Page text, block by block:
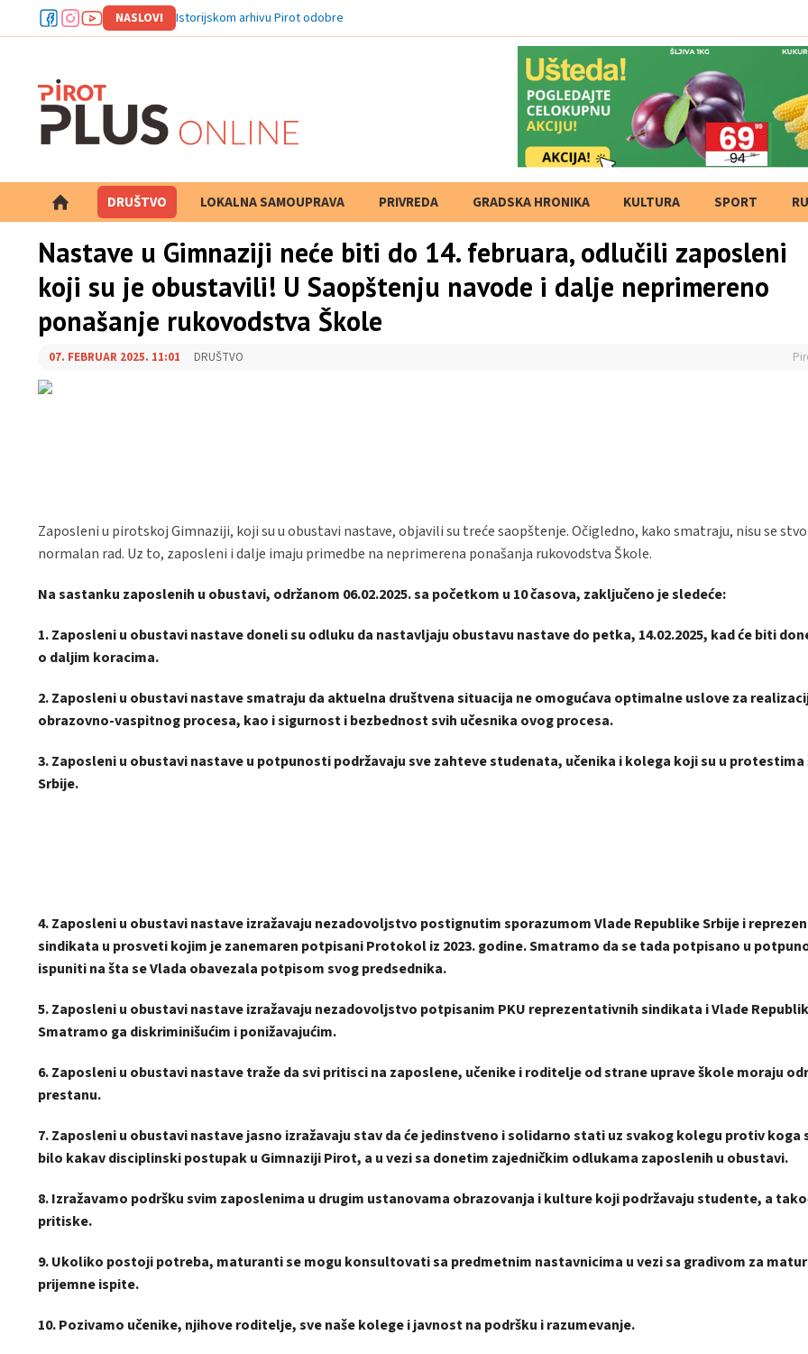
NASLOVI Od
DRUŠTVO LOKALNA SAMOUPRAVA PRIVREDA GRADSKA HRONIKA KULTURA SPORT
PRETRAGA
Nastave u Gimnaziji neće biti do 14. februara, odlučili zaposleni
koji su je obustavili! U Saopštenju navode i dalje neprimereno
ponašanje rukovodstva Škole
07. FEBRUAR 2025. 11:01 DRUŠTVO
Zaposleni u pirotskoj Gimnaziji, koji su u obustavi nastave, objavili su treće saopštenje. Očigledno, kako smatraju, nisu se
normalan rad. Uz to, zaposleni i dalje imaju primedbe na neprimerena ponašanja rukovodstva Škole.
Na sastanku zaposlenih u obustavi, održanom 06.02.2025. sa početkom u 10 časova, zaključeno je sledeće:
1. Zaposleni u obustavi nastave doneli su odluku da nastavljaju obustavu nastave do petka, 14.02.2025, kad će biti
o daljim koracima.
2. Zaposleni u obustavi nastave smatraju da aktuelna društvena situacija ne omogućava optimalne uslove za
obrazovno-vaspitnog procesa, kao i sigurnost i bezbednost svih učesnika ovog procesa.
3. Zaposleni u obustavi nastave u potpunosti podržavaju sve zahteve studenata, učenika i kolega koji su u protestima
Srbije.
4. Zaposleni u obustavi nastave izražavaju nezadovoljstvo postignutim sporazumom Vlade Republike Srbije i
sindikata u prosveti kojim je zanemaren potpisani Protokol iz 2023. godine. Smatramo da se tada potpisano u
ispuniti na šta se Vlada obavezala potpisom svog predsednika.
5. Zaposleni u obustavi nastave izražavaju nezadovoljstvo potpisanim PKU reprezentativnih sindikata i Vlade
Smatramo ga diskriminišućim i ponižavajućim.
6. Zaposleni u obustavi nastave traže da svi pritisci na zaposlene, učenike i roditelje od strane uprave škole moraju
prestanu.
7. Zaposleni u obustavi nastave jasno izražavaju stav da će jedinstveno i solidarno stati uz svakog kolegu protiv koga
bilo kakav disciplinski postupak u Gimnaziji Pirot, a u vezi sa donetim zajedničkim odlukama zaposlenih u obustavi.
8. Izražavamo podršku svim zaposlenima u drugim ustanovama obrazovanja i kulture koji podržavaju studente, a
pritiske.
9. Ukoliko postoji potreba, maturanti se mogu konsultovati sa predmetnim nastavnicima u vezi sa gradivom za
prijemne ispite.
10. Pozivamo učenike, njihove roditelje, sve naše kolege i javnost na podršku i razumevanje.